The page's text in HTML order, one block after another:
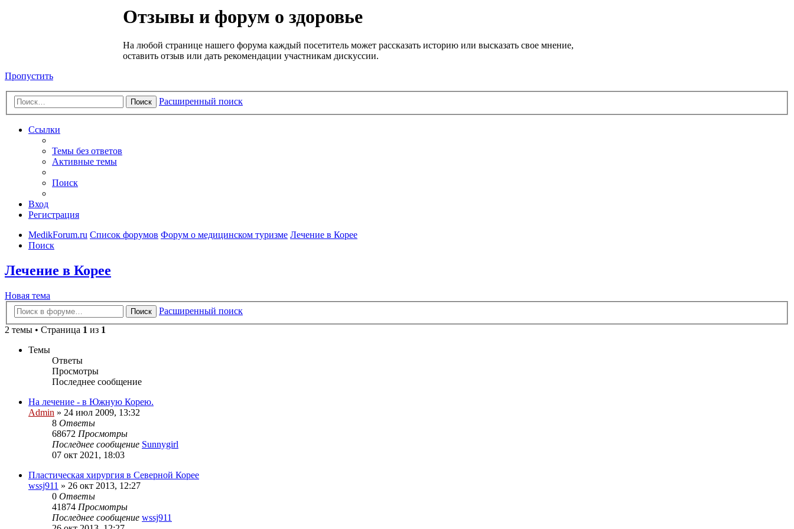
Отзывы и форум о здоровье
На любой странице нашего форума каждый посетитель может рассказать историю или высказать свое мнение,
оставить отзыв или дать рекомендации участникам дискуссии.
Пропустить
Поиск Расширенный поиск
Ссылки
Темы без ответов
Активные темы
Поиск
Вход
Регистрация
MedikForum.ru Список форумов Форум о медицинском туризме Лечение в Корее
Поиск
Лечение в Корее
Новая тема
Поиск
Расширенный поиск
2 темы • Страница 1 из 1
Темы
Ответы
Просмотры
Последнее сообщение
На лечение - в Южную Корею.
Admin » 24 июл 2009, 13:32
8 Ответы
68672 Просмотры
Последнее сообщение Sunnygirl
07 окт 2021, 18:03
Пластическая хирургия в Северной Корее
wssj911 » 26 окт 2013, 12:27
0 Ответы
41874 Просмотры
Последнее сообщение wssj911